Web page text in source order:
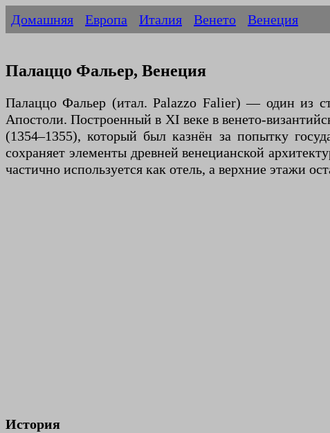
Домашняя Европа Италия Венето Венеция
Палаццо Фальер, Венеция
Палаццо Фальер (итал. Palazzo Falier) — один из
Апостоли. Построенный в XI веке в венето-
(1354–1355), который был казнён за попытку
сохраняет элементы древней венецианской
частично используется как отель, а верхние этажи
История